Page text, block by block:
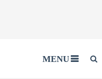
MENU